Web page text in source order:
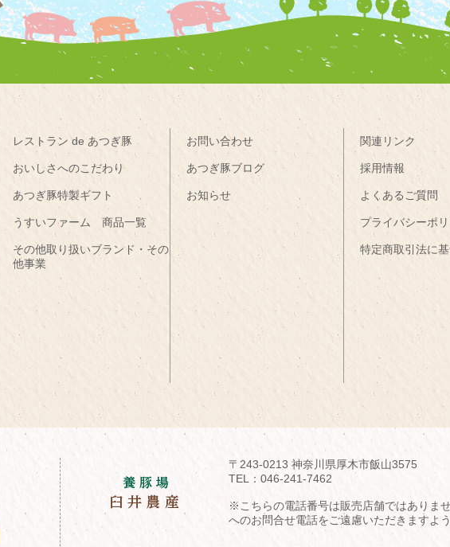
レストラン de あつぎ豚
おいしさへのこだわり
あつぎ豚特製ギフト
うすいファーム 商品一覧
その他取り扱いブランド・その
他事業
お問い合わせ
あつぎ豚ブログ
お知らせ
関連リンク
採用情報
よくあるご質問
プライバシーポ
特定商取引法に
〒243-0213 神奈川県厚木市飯山3575
TEL： 046-241-7462
※こちらの電話番号は販売店舗ではありま
へのお問合せ電話をご遠慮いただきますよ